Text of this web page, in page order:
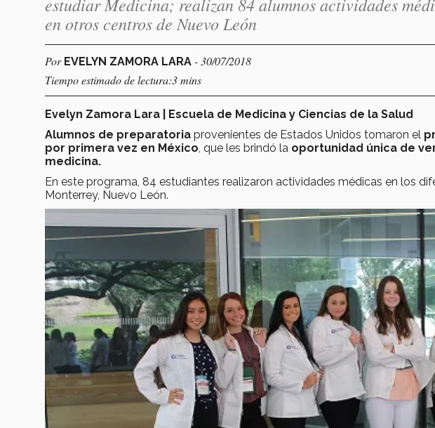
en otros centros de Nuevo León
Por EVELYN ZAMORA LARA - 30/07/2018
Tiempo estimado de lectura:3 mins
Evelyn Zamora Lara | Escuela de Medicina y Ciencias de la Salud
Alumnos de preparatoria provenientes de Estados Unidos tomaron el
por primera vez en México , que les brindó la oportunidad única de
medicina.
En este programa, 84 estudiantes realizaron actividades médicas en los
Monterrey, Nuevo León.